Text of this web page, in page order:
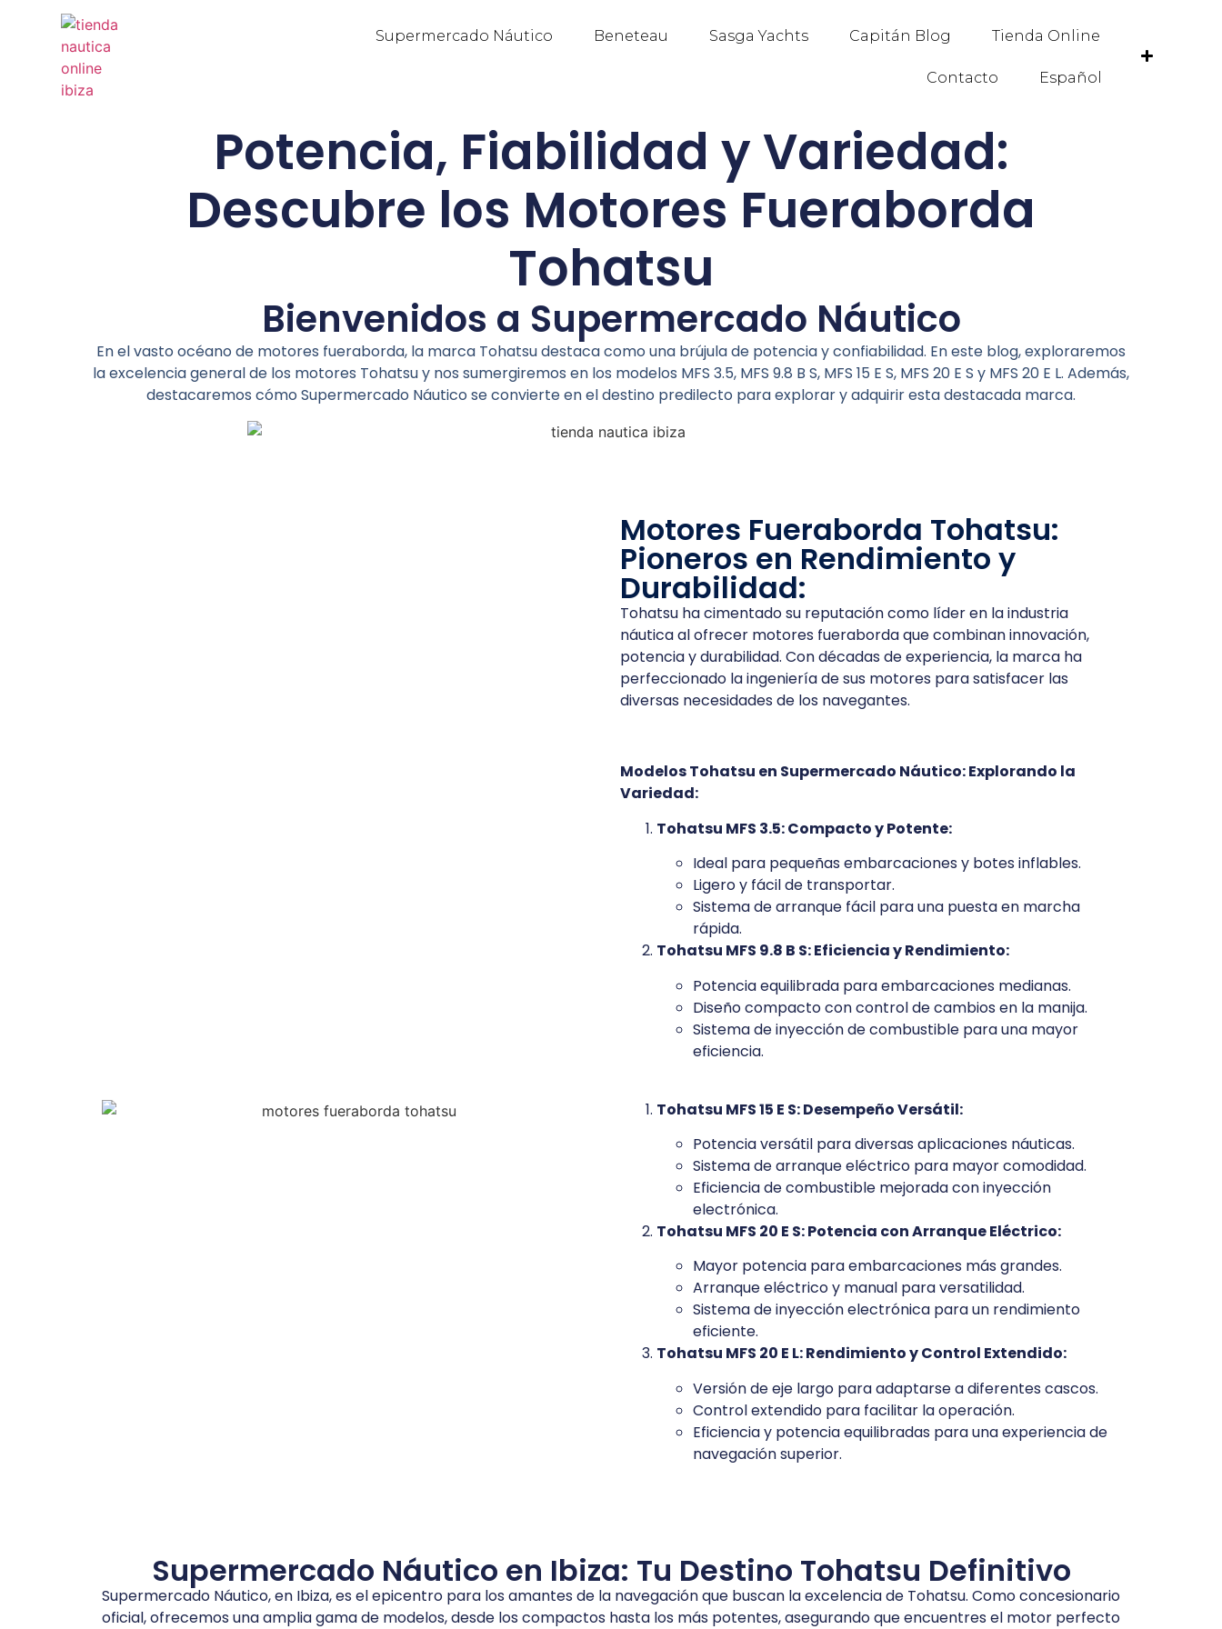
Supermercado Náutico Beneteau Sasga Yachts Capitán Blog Tienda Online
Contacto Español
Potencia, Fiabilidad y Variedad:
Descubre los Motores Fueraborda
Tohatsu
Bienvenidos a Supermercado Náutico
En el vasto océano de motores fueraborda, la marca Tohatsu destaca como una brújula de potencia y confiabilidad. En este blog, exploraremos
la excelencia general de los motores Tohatsu y nos sumergiremos en los modelos MFS 3.5, MFS 9.8 B S, MFS 15 E S, MFS 20 E S y MFS 20 E L. Además,
destacaremos cómo Supermercado Náutico se convierte en el destino predilecto para explorar y adquirir esta destacada marca.
Motores Fueraborda Tohatsu:
Pioneros en Rendimiento y
Durabilidad:
Tohatsu ha cimentado su reputación como líder en la industria
náutica al ofrecer motores fueraborda que combinan innovación,
potencia y durabilidad. Con décadas de experiencia, la marca ha
perfeccionado la ingeniería de sus motores para satisfacer las
diversas necesidades de los navegantes.
Modelos Tohatsu en Supermercado Náutico: Explorando la
Variedad:
Tohatsu MFS 3.5: Compacto y Potente:
Ideal para pequeñas embarcaciones y botes inflables.
Ligero y fácil de transportar.
Sistema de arranque fácil para una puesta en marcha
rápida.
Tohatsu MFS 9.8 B S: Eficiencia y Rendimiento:
Potencia equilibrada para embarcaciones medianas.
Diseño compacto con control de cambios en la manija.
Sistema de inyección de combustible para una mayor
eficiencia.
Tohatsu MFS 15 E S: Desempeño Versátil:
Potencia versátil para diversas aplicaciones náuticas.
Sistema de arranque eléctrico para mayor comodidad.
Eficiencia de combustible mejorada con inyección
electrónica.
Tohatsu MFS 20 E S: Potencia con Arranque Eléctrico:
Mayor potencia para embarcaciones más grandes.
Arranque eléctrico y manual para versatilidad.
Sistema de inyección electrónica para un rendimiento
eficiente.
Tohatsu MFS 20 E L: Rendimiento y Control Extendido:
Versión de eje largo para adaptarse a diferentes cascos.
Control extendido para facilitar la operación.
Eficiencia y potencia equilibradas para una experiencia de
navegación superior.
Supermercado Náutico en Ibiza: Tu Destino Tohatsu Definitivo
Supermercado Náutico, en Ibiza, es el epicentro para los amantes de la navegación que buscan la excelencia de Tohatsu. Como concesionario
oficial, ofrecemos una amplia gama de modelos, desde los compactos hasta los más potentes, asegurando que encuentres el motor perfecto